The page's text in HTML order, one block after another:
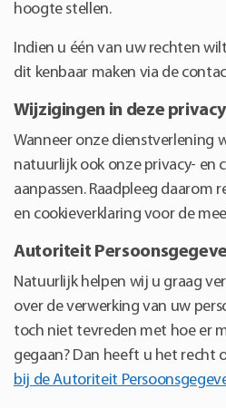
hoogte stellen.
Indien u één van uw rechten
dit kenbaar maken via de
Wijzigingen in deze
Wanneer onze dienstverlening
natuurlijk ook onze privacy- en
aanpassen. Raadpleeg daarom
en cookieverklaring voor de
Autoriteit
Natuurlijk helpen wij u graag
over de verwerking van uw
toch niet tevreden met hoe er
gegaan? Dan heeft u het recht
bij de Autoriteit